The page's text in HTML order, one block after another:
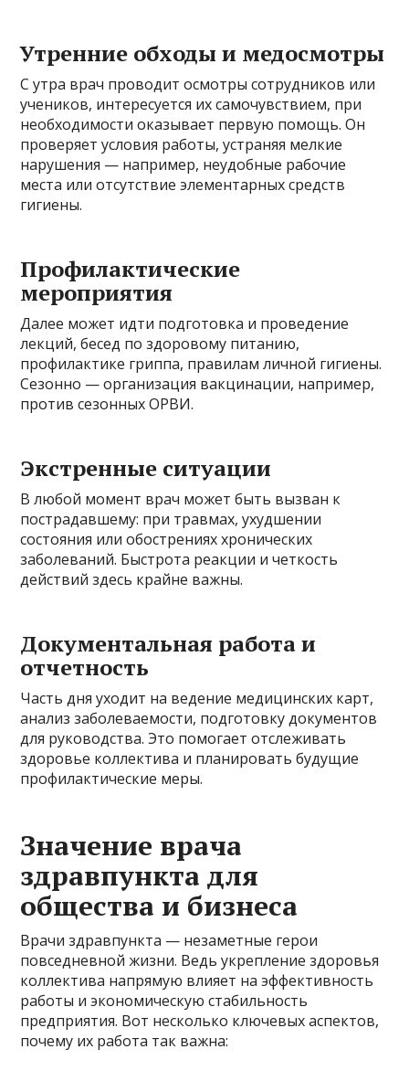
Утренние обходы и медосмотры
С утра врач проводит осмотры сотрудников или
учеников, интересуется их самочувствием, при
необходимости оказывает первую помощь. Он
проверяет условия работы, устраняя мелкие
нарушения — например, неудобные рабочие
места или отсутствие элементарных средств
гигиены.
Профилактические
мероприятия
Далее может идти подготовка и проведение
лекций, бесед по здоровому питанию,
профилактике гриппа, правилам личной гигиены.
Сезонно — организация вакцинации, например,
против сезонных ОРВИ.
Экстренные ситуации
В любой момент врач может быть вызван к
пострадавшему: при травмах, ухудшении
состояния или обострениях хронических
заболеваний. Быстрота реакции и четкость
действий здесь крайне важны.
Документальная работа и
отчетность
Часть дня уходит на ведение медицинских карт,
анализ заболеваемости, подготовку документов
для руководства. Это помогает отслеживать
здоровье коллектива и планировать будущие
профилактические меры.
Значение врача
здравпункта для
общества и бизнеса
Врачи здравпункта — незаметные герои
повседневной жизни. Ведь укрепление здоровья
коллектива напрямую влияет на эффективность
работы и экономическую стабильность
предприятия. Вот несколько ключевых аспектов,
почему их работа так важна: